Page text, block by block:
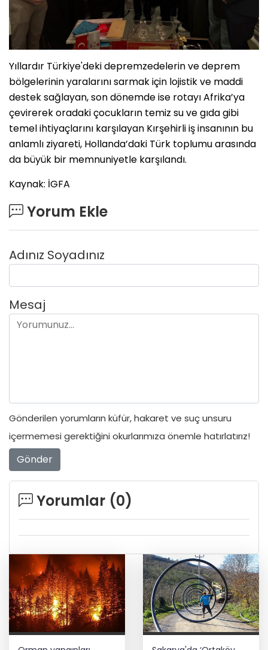
Yıllardır Türkiye'deki depremzedelerin ve deprem
bölgelerinin yaralarını sarmak için lojistik ve maddi
destek sağlayan, son dönemde ise rotayı Afrika’ya
çevirerek oradaki çocukların temiz su ve gıda gibi
temel ihtiyaçlarını karşılayan Kırşehirli iş insanının bu
anlamlı ziyareti, Hollanda’daki Türk toplumu arasında
da büyük bir memnuniyetle karşılandı.
Kaynak: İGFA
Yorum Ekle
Adınız Soyadınız
Mesaj
Gönderilen yorumların küfür, hakaret ve suç unsuru
içermemesi gerektiğini okurlarımıza önemle hatırlatırız!
Gönder
Yorumlar (0)